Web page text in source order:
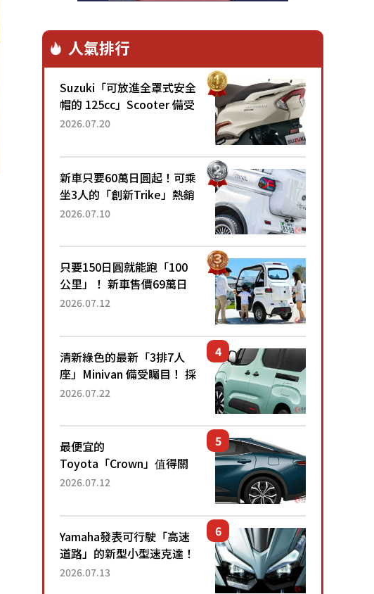
人氣排行
Suzuki「可放進全罩式安全
帽的 125cc」Scooter 備受
矚目！採用全新流線設計與
已陸續開始出口的新款
「B...
2026.07.20
新車只要60萬日圓起！可乘
坐3人的「創新Trike」熱銷
大賣成為人氣車款！「養車
日圓就能跑100公里」「小
朋友坐得...
2026.07.10
只要150日圓就能跑「100
公里」！ 新車售價69萬日
圓的「3人座」Trike大受歡
為何能迅速熱賣？
2026.07.12
清新綠色的最新「3排7人
座」Minivan 備受矚目！ 採
用全長4.7公尺剛剛好的車
還推出467萬元日圓起的5
人座版...
2026.07.22
最便宜的
Toyota「Crown」值得關
注！ 搭載4WD、每公升
眼！ 配備豐富、超越售價
水準，堪稱高CP值代表的
「...
2026.07.12
Yamaha發表可行駛「高速
道路」的新型小型速克達！
搭載能享受超強勁「渦輪
2026.07.13